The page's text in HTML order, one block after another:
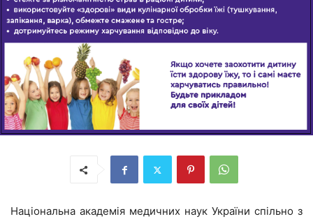
Національна академія медичних наук України спільно з